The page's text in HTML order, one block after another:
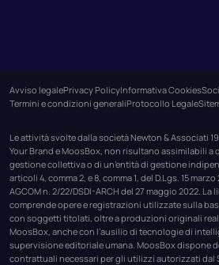
Avviso legalePrivacy PolicyInformativa Cookies
Termini e condizioni generaliProtocollo Legale
Le attività svolte dalla società Newton & Associati
Your Brand e MoosBox, non risultano assimilabili a
gestione collettiva o di un’entità di gestione
articoli 4, comma 2, e 8, comma 1, del D.Lgs. 15
AGCOM n. 2/22/DSDI-ARCH del 27 maggio 2022.
comprende opere e registrazioni utilizzate sulla
con soggetti titolati, oltre a produzioni originali
MoosBox, anche con l’ausilio di tecnologie di
supervisione editoriale umana. MoosBox dispone
contrattuali necessari per gli utilizzi autorizzati dal